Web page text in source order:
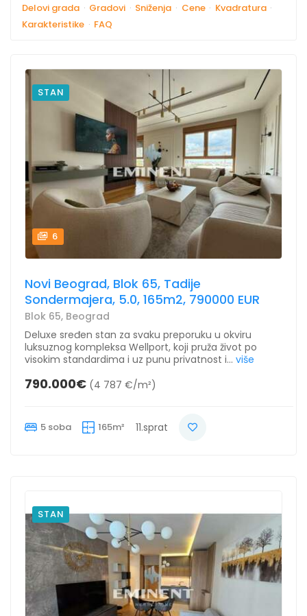
Delovi grada · Gradovi · Sniženja · Cene · Kvadratura ·
Karakteristike · FAQ
STAN
6
Novi Beograd, Blok 65, Tadije
Sondermajera, 5.0, 165m2, 790000 EUR
Blok 65, Beograd
Deluxe sređen stan za svaku preporuku u okviru
luksuznog kompleksa Wellport, koji pruža život po
visokim standardima i uz punu privatnost i... više
790.000€ (4 787 €/m²)
5 soba 165m² 11.sprat
STAN